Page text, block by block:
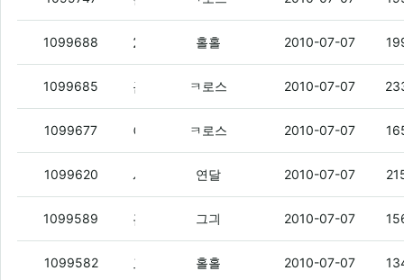
1099688 (4)
홀홀 2010-07-07
1099685 (2)
ㅋ로스 2010-07-07
1099677 (5)
ㅋ로스 2010-07-07
1099620 (6)
연달 2010-07-07
1099589 (3)그긔 2010-07-07
1099582 (2)
홀홀 2010-07-07